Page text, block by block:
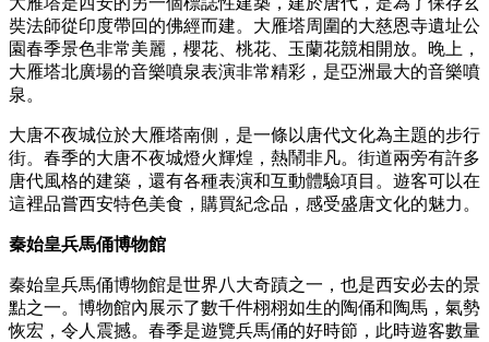
奘法師從印度帶回的佛經而建。大雁塔周圍的大慈恩寺遺址公
園春季景色非常美麗，櫻花、桃花、玉蘭花競相開放。晚上，
大雁塔北廣場的音樂噴泉表演非常精彩，是亞洲最大的音樂噴
泉。
大唐不夜城位於大雁塔南側，是一條以唐代文化為主題的步行
街。春季的大唐不夜城燈火輝煌，熱鬧非凡。街道兩旁有許多
唐代風格的建築，還有各種表演和互動體驗項目。遊客可以在
這裡品嘗西安特色美食，購買紀念品，感受盛唐文化的魅力。
秦始皇兵馬俑博物館
秦始皇兵馬俑博物館是世界八大奇蹟之一，也是西安必去的景
點之一。博物館內展示了數千件栩栩如生的陶俑和陶馬，氣勢
恢宏，令人震撼。春季是遊覽兵馬俑的好時節，此時遊客數量